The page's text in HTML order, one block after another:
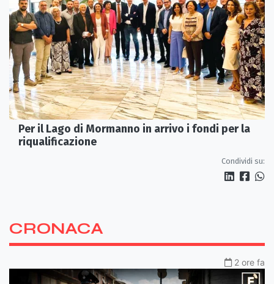
Per il Lago di Mormanno in arrivo i fondi per la
riqualificazione
Condividi su:
CRONACA
2 ore fa